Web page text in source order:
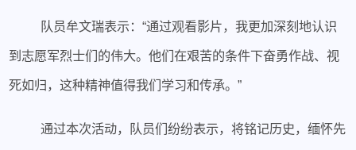
队员牟文瑞表示：“通过观看影片，我更加深刻地认识
到志愿军烈士们的伟大。他们在艰苦的条件下奋勇作战、视
死如归，这种精神值得我们学习和传承。”
通过本次活动，队员们纷纷表示，将铭记历史，缅怀先